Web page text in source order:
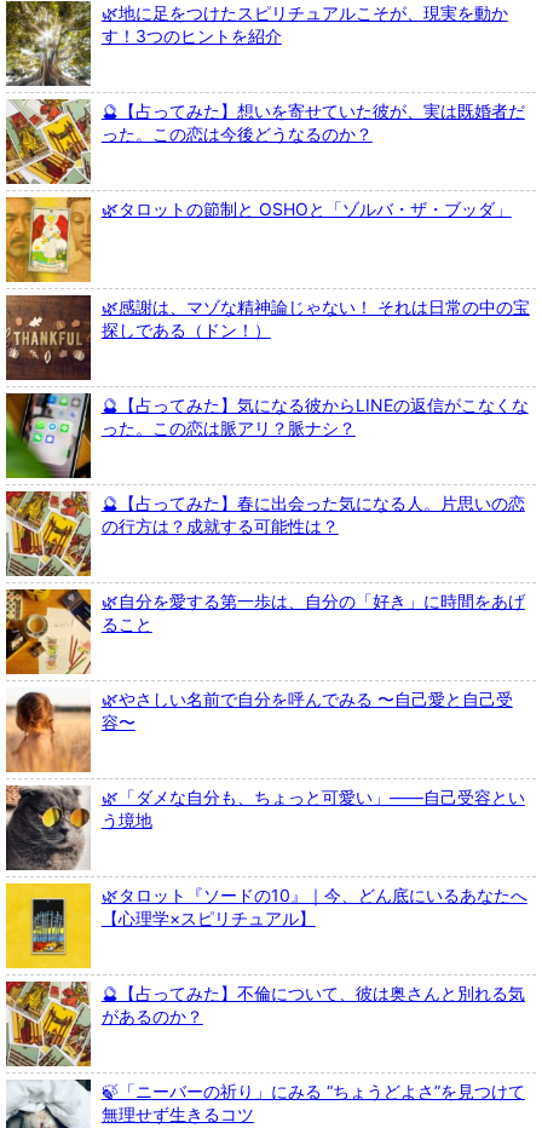
🌿地に足をつけたスピリチュアルこそが、現実を動か
す！3つのヒントを紹介
🔮【占ってみた】想いを寄せていた彼が、実は既婚者だ
った。この恋は今後どうなるのか？
🌿タロットの節制と OSHOと「ゾルバ・ザ・ブッダ」
🌿感謝は、マゾな精神論じゃない！ それは日常の中の宝
探しである（ドン！）
🔮【占ってみた】気になる彼からLINEの返信がこなくな
った。この恋は脈アリ？脈ナシ？
🔮【占ってみた】春に出会った気になる人。片思いの恋
の行方は？成就する可能性は？
🌿自分を愛する第一歩は、自分の「好き」に時間をあげ
ること
🌿やさしい名前で自分を呼んでみる 〜自己愛と自己受
容〜
🌿「ダメな自分も、ちょっと可愛い」――自己受容とい
う境地
🌿タロット『ソードの10』｜今、どん底にいるあなたへ
【心理学×スピリチュアル】
🔮【占ってみた】不倫について、彼は奥さんと別れる気
があるのか？
🍃「ニーバーの祈り」にみる “ちょうどよさ”を見つけて
無理せず生きるコツ